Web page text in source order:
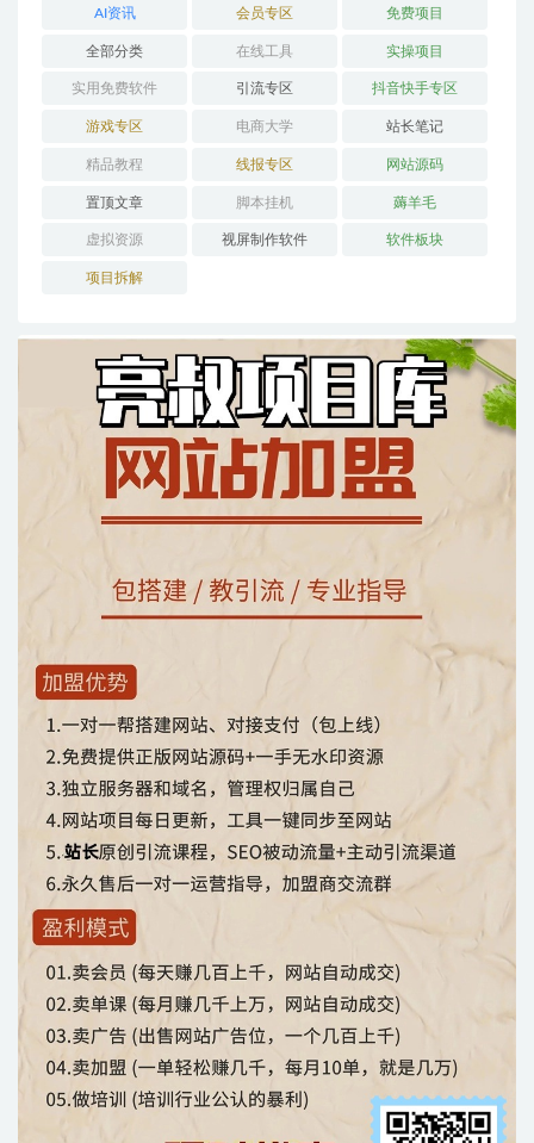
AI资讯 会员专区 免费项目
全部分类 在线工具 实操项目
实用免费软件 引流专区 抖音快手专区
游戏专区 电商大学 站长笔记
精品教程 线报专区 网站源码
置顶文章 脚本挂机 薅羊毛
虚拟资源 视屏制作软件 软件板块
项目拆解